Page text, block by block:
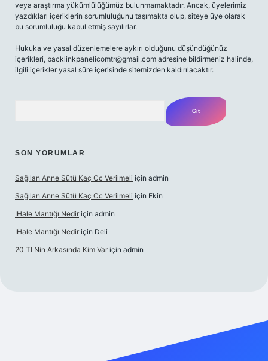
veya araştırma yükümlülüğümüz bulunmamaktadır. Ancak, üyelerimiz
yazdıkları içeriklerin sorumluluğunu taşımakta olup, siteye üye olarak
bu sorumluluğu kabul etmiş sayılırlar.
Hukuka ve yasal düzenlemelere aykırı olduğunu düşündüğünüz
içerikleri, backlinkpanelicomtr@gmail.com adresine bildirmeniz halinde,
ilgili içerikler yasal süre içerisinde sitemizden kaldırılacaktır.
SON YORUMLAR
Sağılan Anne Sütü Kaç Cc Verilmeli için admin
Sağılan Anne Sütü Kaç Cc Verilmeli için Ekin
İHale Mantığı Nedir için admin
İHale Mantığı Nedir için Deli
20 Tl Nin Arkasında Kim Var için admin